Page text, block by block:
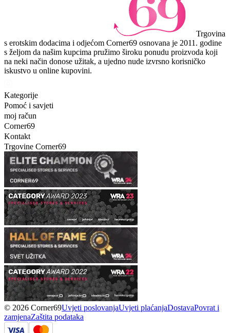
Trgovina
s erotskim dodacima i odjećom Corner69 osnovana je 2011. godine
s željom da našim kupcima pružimo široku ponudu proizvoda koji
na neki način donose užitak, a ujedno nude izvrsno korisničko
iskustvo u online kupovini.
Kategorije
Pomoć i savjeti
moj račun
Corner69
Kontakt
Trgovine Corner69
© 2026 Corner69Uvjeti poslovanjaUvjeti plaćanjaDostavaPovrat i
zamjenaZaštita podataka